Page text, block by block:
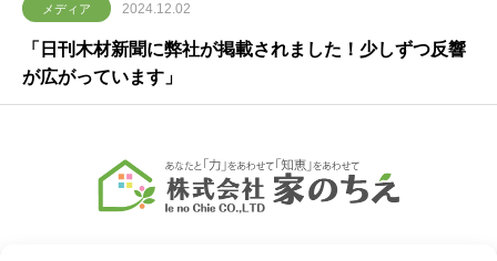
メディア 2024.12.02
「日刊木材新聞に弊社が掲載されました！少しずつ反響
が広がっています」